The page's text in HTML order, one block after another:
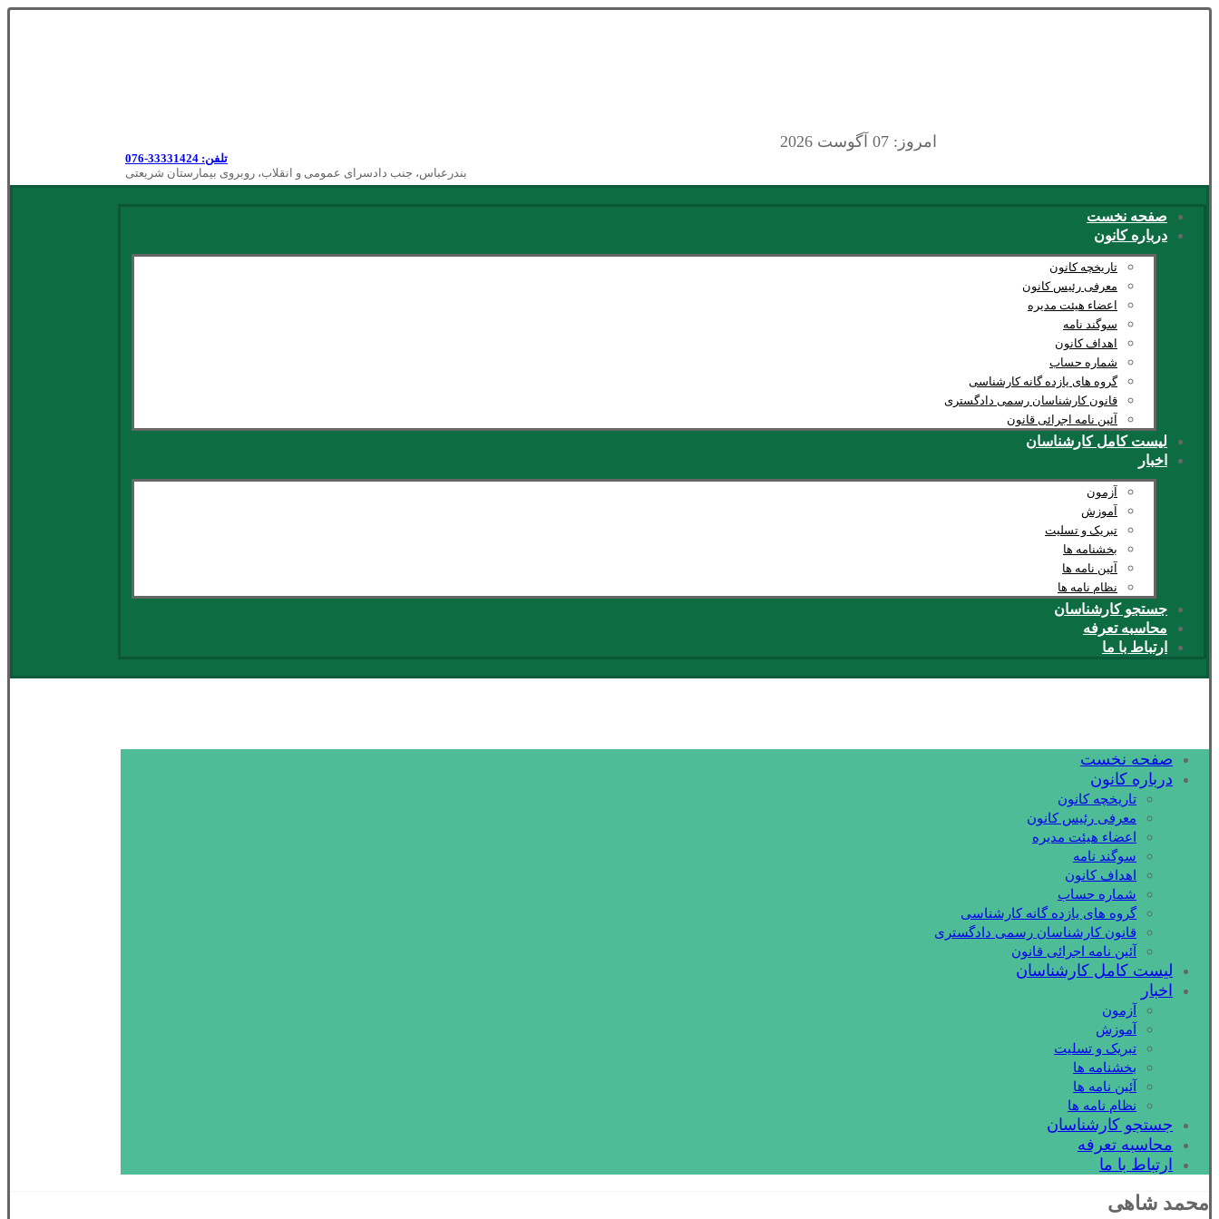
امروز: 07 آگوست 2026
تلفن: 33331424-076
بندرعباس، جنب دادسرای عمومی و انقلاب، روبروی بیمارستان شریعتی
صفحه نخست
درباره کانون
تاریخچه کانون
معرفی رئیس کانون
اعضاء هیئت مدیره
سوگند نامه
اهداف کانون
شماره حساب
گروه های یازده گانه کارشناسی
قانون کارشناسان رسمی دادگستری
آئین نامه اجرائی قانون
لیست کامل کارشناسان
اخبار
آزمون
آموزش
تبریک و تسلیت
بخشنامه ها
آئین نامه ها
نظام نامه ها
جستجو کارشناسان
محاسبه تعرفه
ارتباط با ما
صفحه نخست
درباره کانون
تاریخچه کانون
معرفی رئیس کانون
اعضاء هیئت مدیره
سوگند نامه
اهداف کانون
شماره حساب
گروه های یازده گانه کارشناسی
قانون کارشناسان رسمی دادگستری
آئین نامه اجرائی قانون
لیست کامل کارشناسان
اخبار
آزمون
آموزش
تبریک و تسلیت
بخشنامه ها
آئین نامه ها
نظام نامه ها
جستجو کارشناسان
محاسبه تعرفه
ارتباط با ما
محمد شاهی